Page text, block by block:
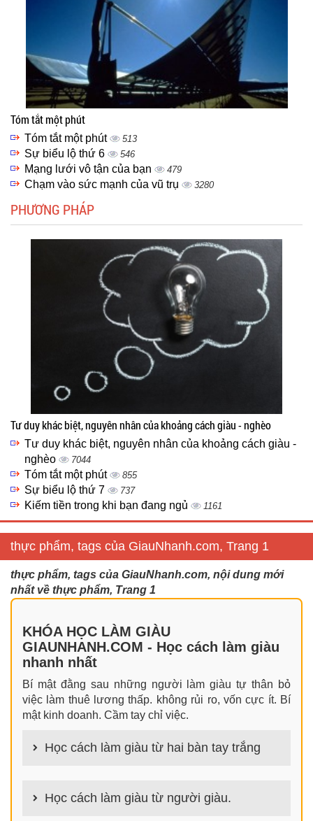
Tóm tắt một phút
Tóm tắt một phút 513
Sự biểu lộ thứ 6 546
Mạng lưới vô tận của bạn 479
Chạm vào sức mạnh của vũ trụ 3280
PHƯƠNG PHÁP
Tư duy khác biệt, nguyên nhân của khoảng cách giàu - nghèo
Tư duy khác biệt, nguyên nhân của khoảng cách giàu -
nghèo
7044
Tóm tắt một phút 855
Sự biểu lộ thứ 7 737
Kiếm tiền trong khi bạn đang ngủ 1161
thực phẩm, tags của GiauNhanh.com, Trang 1
thực phẩm, tags của GiauNhanh.com, nội dung mới
nhất về thực phẩm, Trang 1
KHÓA HỌC LÀM GIÀU
GIAUNHANH.COM - Học cách làm giàu
nhanh nhất
Bí mật đằng sau những người làm giàu tự thân bỏ
việc làm thuê lương thấp. không rủi ro, vốn cực ít. Bí
mật kinh doanh. Cầm tay chỉ việc.
Học cách làm giàu từ hai bàn tay trắng
nhưng hiệu quả bất ngờ. Bạn có thể thành công ngay
cả khi không có gì trong tay.
Học cách làm giàu từ người giàu.